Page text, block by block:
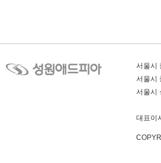
서울시
서울시
서울시
대표이